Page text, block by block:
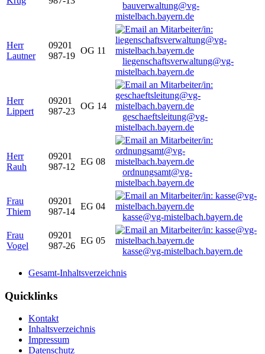
bauverwaltung@vg-
mistelbach.bayern.de
Herr
Lautner
09201
987-19
OG 11
liegenschaftsverwaltung@vg-
mistelbach.bayern.de
Herr
Lippert
09201
987-23
OG 14
geschaeftsleitung@vg-
mistelbach.bayern.de
Herr
Rauh
09201
987-12
EG 08
ordnungsamt@vg-
mistelbach.bayern.de
Frau
Thiem
09201
987-14
EG 04
kasse@vg-mistelbach.bayern.de
Frau
Vogel
09201
987-26
EG 05
kasse@vg-mistelbach.bayern.de
Gesamt-Inhaltsverzeichnis
Quicklinks
Kontakt
Inhaltsverzeichnis
Impressum
Datenschutz